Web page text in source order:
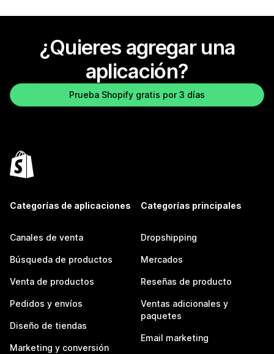
¿Quieres agregar una
aplicación?
Prueba Shopify gratis por 3 días
Categorías de aplicaciones
Canales de venta
Búsqueda de productos
Venta de productos
Pedidos y envíos
Diseño de tiendas
Marketing y conversión
Categorías principales
Dropshipping
Mercados
Reseñas de producto
Ventas adicionales y
paquetes
Email marketing